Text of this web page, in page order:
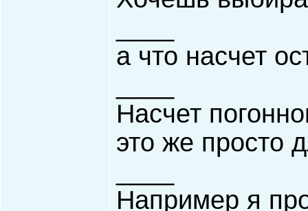
а что насчет
Насчет
это же просто
Например я